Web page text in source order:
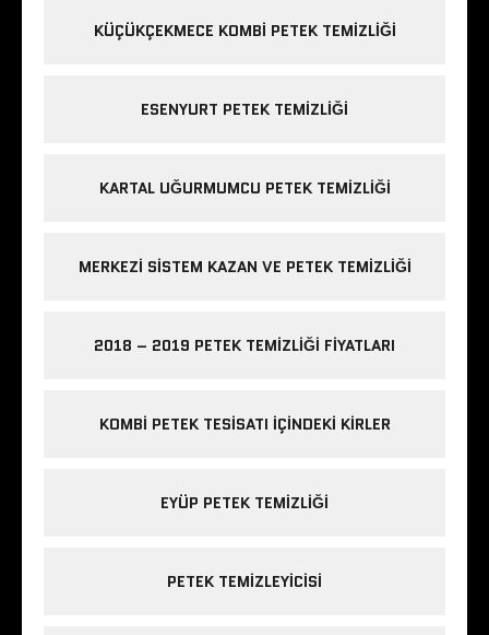
KÜÇÜKÇEKMECE KOMBI PETEK TEMIZLIĞI
ESENYURT PETEK TEMIZLIĞI
KARTAL UĞURMUMCU PETEK TEMIZLIĞI
MERKEZI SISTEM KAZAN VE PETEK TEMIZLIĞI
2018 – 2019 PETEK TEMIZLIĞI FIYATLARI
KOMBI PETEK TESISATI IÇINDEKI KIRLER
EYÜP PETEK TEMIZLIĞI
PETEK TEMIZLEYICISI